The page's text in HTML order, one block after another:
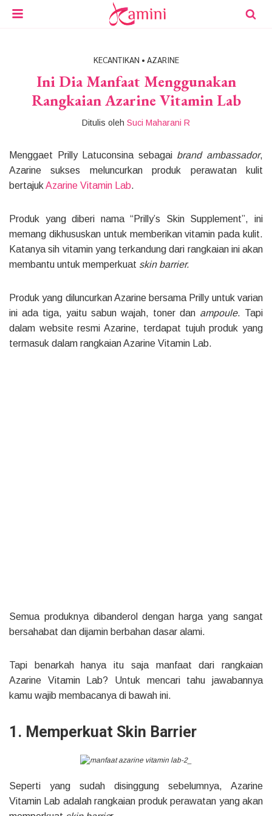
KECANTIKAN • AZARINE
Ini Dia Manfaat Menggunakan
Rangkaian Azarine Vitamin Lab
Ditulis oleh Suci Maharani R
Menggaet Prilly Latuconsina sebagai brand ambassador,
Azarine sukses meluncurkan produk perawatan kulit
bertajukAzarine Vitamin Lab.
Produk yang diberi nama “Prilly’s Skin Supplement”, ini
memang dikhususkan untuk memberikan vitamin pada kulit.
Katanya sih vitamin yang terkandung dari rangkaian ini akan
membantu untuk memperkuat skin barrier.
Produk yang diluncurkan Azarine bersama Prilly untuk varian
ini ada tiga, yaitu sabun wajah, toner dan ampoule. Tapi
dalam website resmi Azarine, terdapat tujuh produk yang
termasuk dalam rangkaian Azarine Vitamin Lab.
Semua produknya dibanderol dengan harga yang sangat
bersahabat dan dijamin berbahan dasar alami.
Tapi benarkah hanya itu saja manfaat dari rangkaian
Azarine Vitamin Lab? Untuk mencari tahu jawabannya
kamu wajib membacanya di bawah ini.
1. Memperkuat Skin Barrier
Seperti yang sudah disinggung sebelumnya, Azarine
Vitamin Lab adalah rangkaian produk perawatan yang akan